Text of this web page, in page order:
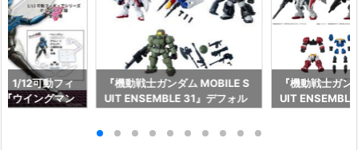
1/12可動フィ
ウイングマン
『機動戦士ガンダム MOBILE S
UIT ENSEMBLE 31』デフォル
イ】より2026年10月発売予定♪
『機動戦士ガ
UIT